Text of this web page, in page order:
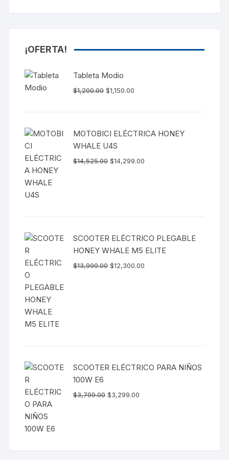
¡OFERTA!
Tableta Modio
$1,200.00 $1,150.00
MOTOBICI ELÉCTRICA HONEY
WHALE U4S
$14,525.00 $14,299.00
SCOOTER ELÉCTRICO PLEGABLE
HONEY WHALE M5 ELITE
$13,999.00 $12,300.00
SCOOTER ELÉCTRICO PARA NIÑOS
100W E6
$3,799.00 $3,299.00